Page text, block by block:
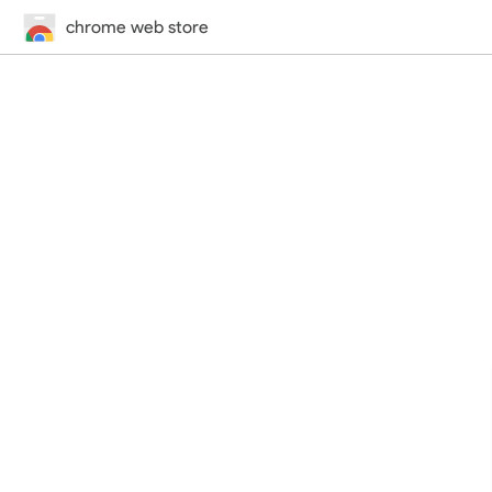
chrome web store